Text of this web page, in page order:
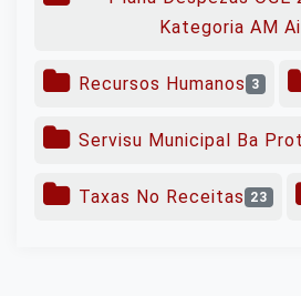
Kategoria AM
Recursos Humanos 3
Servisu Municipal Ba
Taxas No Receitas 23